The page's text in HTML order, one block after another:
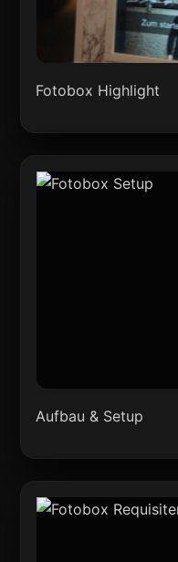
Fotobox Highlight
Aufbau & Setup